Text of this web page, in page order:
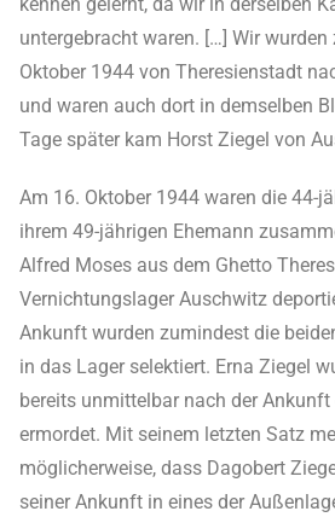
untergebracht waren. […] Wir
Oktober 1944 von Theresienstadt
und waren auch dort in demselben
Tage später kam Horst Ziegel von
Am 16. Oktober 1944 waren die 44-
ihrem 49-jährigen Ehemann
Alfred Moses aus dem Ghetto
Vernichtungslager Auschwitz
Ankunft wurden zumindest die
in das Lager selektiert. Erna Ziegel
bereits unmittelbar nach der
ermordet. Mit seinem letzten Satz
möglicherweise, dass Dagobert
seiner Ankunft in eines der